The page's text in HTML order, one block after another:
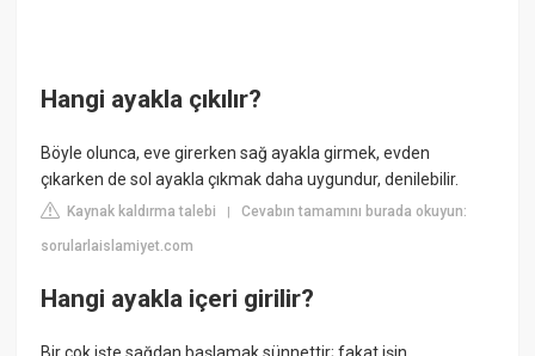
Hangi ayakla çıkılır?
Böyle olunca, eve girerken sağ ayakla girmek, evden
çıkarken de sol ayakla çıkmak daha uygundur, denilebilir.
Kaynak kaldırma talebi |Cevabın tamamını burada okuyun:
sorularlaislamiyet.com
Hangi ayakla içeri girilir?